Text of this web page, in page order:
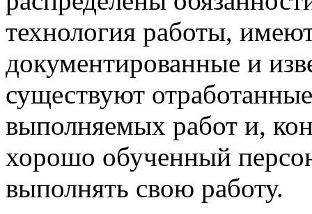
технология работы,
документированные и
существуют
выполняемых работ и,
хорошо обученный
выполнять свою работу.